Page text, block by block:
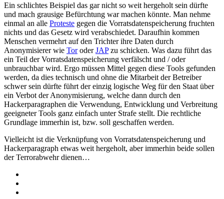
Ein schlichtes Beispiel das gar nicht so weit hergeholt sein dürfte
und mach grausige Befürchtung war machen könnte. Man nehme
einmal an alle Proteste gegen die Vorratsdatenspeicherung fruchten
nichts und das Gesetz wird verabschiedet. Daraufhin kommen
Menschen vermehrt auf den Trichter ihre Daten durch
Anonymisierer wie ToroderJAPzu schicken. Was dazu führt das
ein Teil der Vorratsdatenspeicherung verfälscht und / oder
unbrauchbar wird. Ergo müssen Mittel gegen diese Tools gefunden
werden, da dies technisch und ohne die Mitarbeit der Betreiber
schwer sein dürfte führt der einzig logische Weg für den Staat über
ein Verbot der Anonymisierung, welche dann durch den
Hackerparagraphen die Verwendung, Entwicklung und Verbreitung
geeigneter Tools ganz einfach unter Strafe stellt. Die rechtliche
Grundlage immerhin ist, bzw. soll geschaffen werden.
Vielleicht ist die Verknüpfung von Vorratsdatenspeicherung und
Hackerparagraph etwas weit hergeholt, aber immerhin beide sollen
der Terrorabwehr dienen…